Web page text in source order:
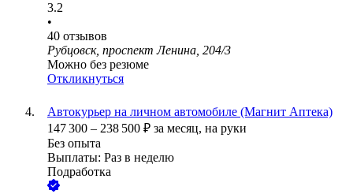
3.2
•
40 отзывов
Рубцовск, проспект Ленина, 204/3
Можно без резюме
Откликнуться
Автокурьер на личном автомобиле (Магнит Аптека)
147 300 – 238 500 ₽ за месяц, на руки
Без опыта
Выплаты: Раз в неделю
Подработка